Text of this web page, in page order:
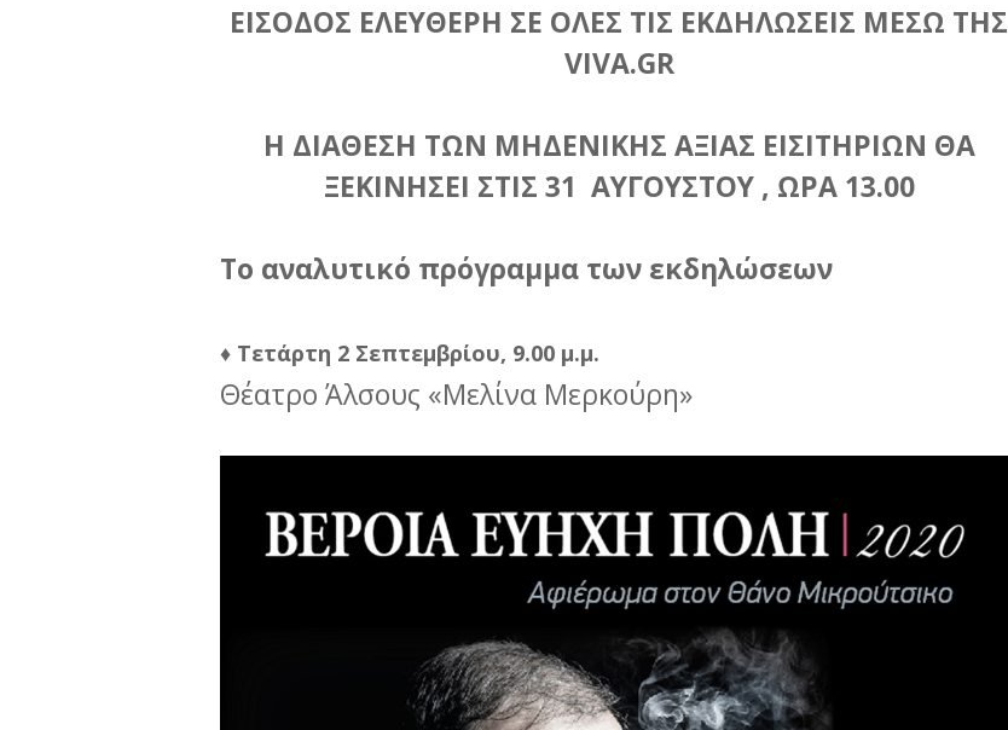
ΕΙΣΟΔΟΣ ΕΛΕΥΘΕΡΗ ΣΕ ΟΛΕΣ ΤΙΣ ΕΚΔΗΛΩΣΕΙΣ ΜΕΣΩ ΤΗΣ
VIVA.GR
Η ΔΙΑΘΕΣΗ ΤΩΝ ΜΗΔΕΝΙΚΗΣ ΑΞΙΑΣ ΕΙΣΙΤΗΡΙΩΝ ΘΑ
ΞΕΚΙΝΗΣΕΙ ΣΤΙΣ 31 ΑΥΓΟΥΣΤΟΥ , ΩΡΑ 13.00
Το αναλυτικό πρόγραμμα των εκδηλώσεων
♦️ Τετάρτη 2 Σεπτεμβρίου, 9.00 μ.μ.
Θέατρο Άλσους «Μελίνα Μερκούρη»